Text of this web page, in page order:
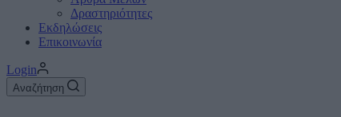
Δραστηριότητες
Εκδηλώσεις
Επικοινωνία
Login
Αναζήτηση